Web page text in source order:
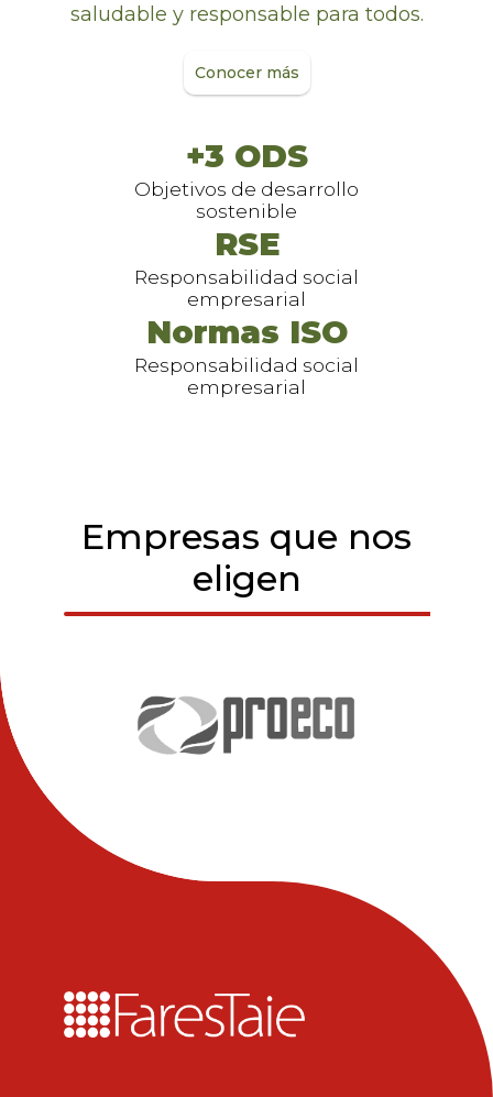
saludable y responsable para todos.
Conocer más
+3 ODS
Objetivos de desarrollo
sostenible
RSE
Responsabilidad social
empresarial
Normas ISO
Responsabilidad social
empresarial
Empresas que nos
eligen